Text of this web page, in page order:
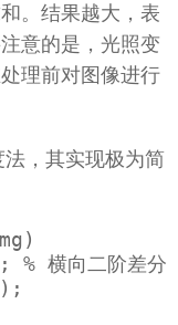
。结果越大，表
意的是，光照变
理前对图像进行
法，其实现极为简
横向二阶差分